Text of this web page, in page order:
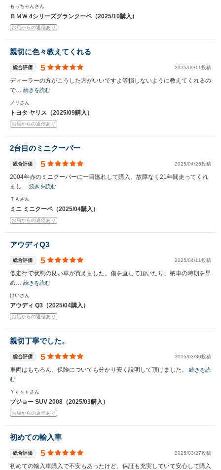
もっちゃんさん
ＢＭＷ 4シリーズグランクーペ（2025/10購入）
お店からの返信あり
親切に色々教えてくれる
総合評価 5 2025/09/11投稿
ディーラーの方がこうした方がいいですよ等損しないように教えてくれるの
で… 続きを読む
ノリさん
トヨタ ヤリス（2025/09購入）
お店からの返信あり
2台目のミニクーパー
総合評価 5 2025/04/26投稿
2004年赤のミニクーパーに一目惚れして購入。故障なく21年間走ってくれ
まし… 続きを読む
ＴＡさん
ミニ ミニクーペ（2025/04購入）
お店からの返信あり
アウディQ3
総合評価 5 2025/04/11投稿
低走行で状態の良い車が買えました。傷を直して頂いたり、納車の時期を早
め… 続きを読む
けいさん
アウディ Q3（2025/04購入）
お店からの返信あり
親切丁寧でした。
総合評価 5 2025/03/30投稿
車両はもちろん、保険についても分かり安く説明して頂けました。 続きを読
む
Ｙａｓｕさん
プジョー SUV 2008（2025/03購入）
お店からの返信あり
初めての輸入車
総合評価 5 2025/03/27投稿
初めての輸入車購入で不安もあったけど、保証も充実していて安心して購入